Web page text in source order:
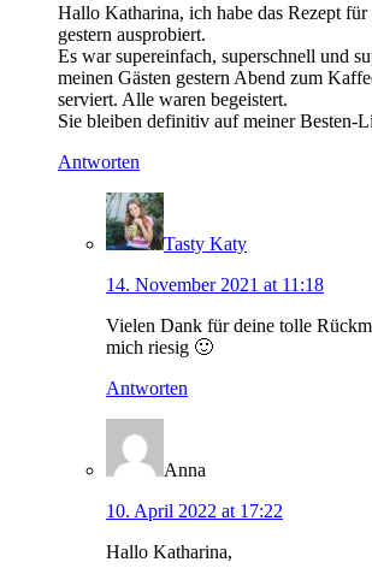
Hallo Katharina, ich habe das Rezept für
gestern ausprobiert.
Es war supereinfach, superschnell und
meinen Gästen gestern Abend zum
serviert. Alle waren begeistert.
Sie bleiben definitiv auf meiner Besten-
Antworten
Tasty Katy
14. November 2021 at 11:18
Vielen Dank für deine tolle
mich riesig 🙂
Antworten
Anna
10. April 2022 at 17:22
Hallo Katharina,